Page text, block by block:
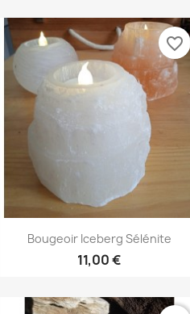
Aperçu rapide
Bougeoir Iceberg Sélénite
11,00 €
favorite_border